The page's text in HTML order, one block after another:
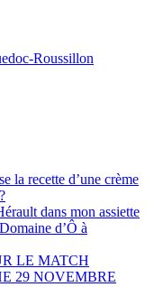
Roussillon
la recette d’une crème
dans mon assiette
d’Ô à
LE MATCH
29 NOVEMBRE